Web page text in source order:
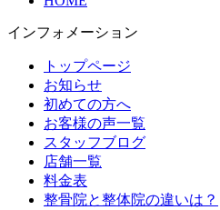
インフォメーション
トップページ
お知らせ
初めての方へ
お客様の声一覧
スタッフブログ
店舗一覧
料金表
整骨院と整体院の違いは？